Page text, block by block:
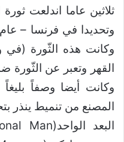
ثلاثين عاما اندلعت
وكانت هذه الثّورة
القهر وتعبر عن الثّورة
وكانت أيضا وصفاً
المصنع من تنميط ينذر